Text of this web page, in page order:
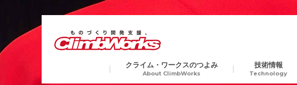
クライム・ワークスのつよみ
About ClimbWorks
技術情報
Technology